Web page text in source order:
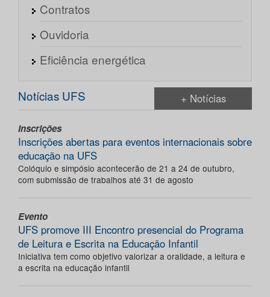
Contratos
Ouvidoria
Eficiência energética
Notícias UFS + Notícias
Inscrições
Inscrições abertas para eventos internacionais sobre
educação na UFS
Colóquio e simpósio acontecerão de 21 a 24 de outubro,
com submissão de trabalhos até 31 de agosto
Evento
UFS promove III Encontro presencial do Programa
de Leitura e Escrita na Educação Infantil
Iniciativa tem como objetivo valorizar a oralidade, a leitura e
a escrita na educação infantil